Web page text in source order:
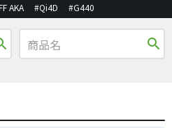
AKA #Qi4D #G440
search